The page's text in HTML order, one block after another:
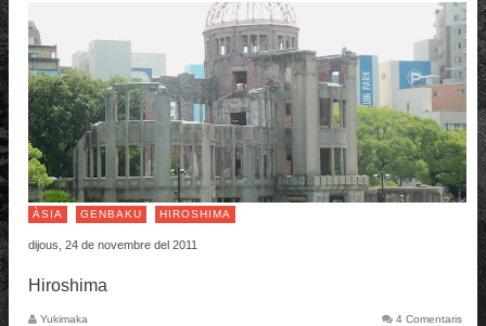
ÀSIA GENBAKU HIROSHIMA
dijous, 24 de novembre del 2011
Hiroshima
Yukimaka 4 Comentaris